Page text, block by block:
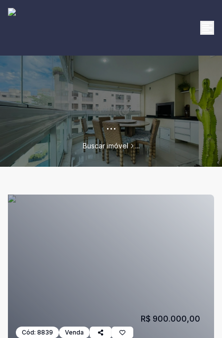
...
Buscar imóvel ...
Cód: 8839 Venda
R$ 900.000,00